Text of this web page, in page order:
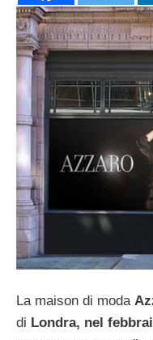
La maison di moda
di Londra, nel